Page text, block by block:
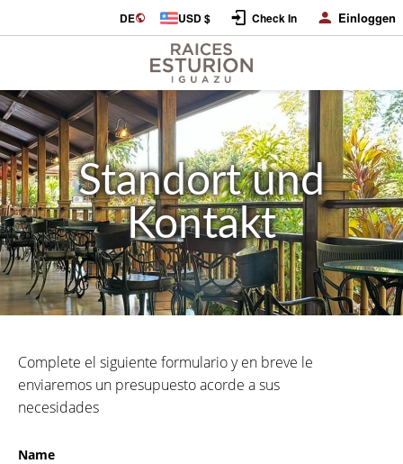
DE USD $ Check In Einloggen
Standort und
Kontakt
Complete el siguiente formulario y en breve le
enviaremos un presupuesto acorde a sus
necesidades
Name